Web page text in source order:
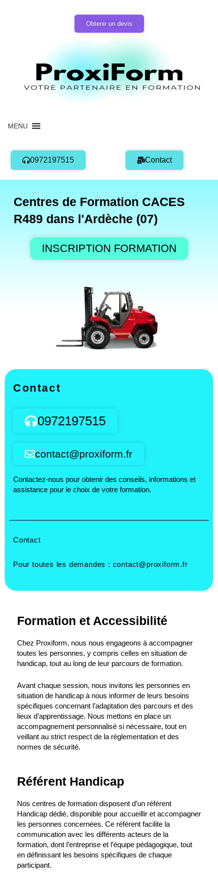
Obtenir un devis
MENU
0972197515 Contact
Centres de Formation CACES
R489 dans l'Ardèche (07)
INSCRIPTION FORMATION
Contact
0972197515
contact@proxiform.fr
Contactez-nous pour obtenir des conseils, informations et
assistance pour le choix de votre formation.
Contact
Pour toutes les demandes : contact@proxiform.fr
Formation et Accessibilité
Chez Proxiform, nous nous engageons à accompagner
toutes les personnes, y compris celles en situation de
handicap, tout au long de leur parcours de formation.
Avant chaque session, nous invitons les personnes en
situation de handicap à nous informer de leurs besoins
spécifiques concernant l’adaptation des parcours et des
lieux d’apprentissage. Nous mettons en place un
accompagnement personnalisé si nécessaire, tout en
veillant au strict respect de la réglementation et des
normes de sécurité.
Référent Handicap
Nos centres de formation disposent d’un référent
Handicap dédié, disponible pour accueillir et accompagner
les personnes concernées. Ce référent facilite la
communication avec les différents acteurs de la
formation, dont l’entreprise et l’équipe pédagogique, tout
en définissant les besoins spécifiques de chaque
participant.